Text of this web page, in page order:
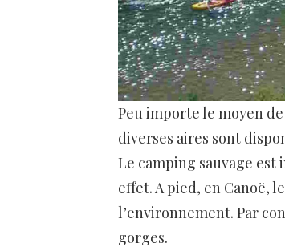
Peu importe le moyen
diverses aires sont
Le camping sauvage
effet. A pied, en Canoë,
l’environnement. Par
gorges.